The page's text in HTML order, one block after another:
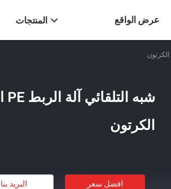
المنتجات عرض الواقع
الافتراضي
الكرتون
افضل سعر البريد بنا